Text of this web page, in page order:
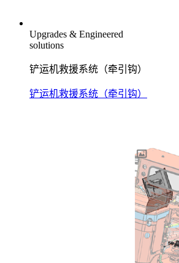
Upgrades & Engineered
solutions
铲运机救援系统（牵引钩）
铲运机救援系统（牵引钩）